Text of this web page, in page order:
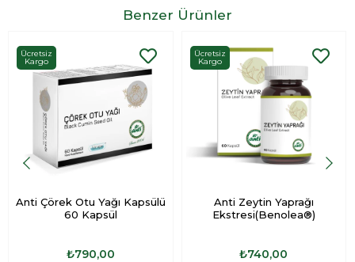
Benzer Ürünler
Anti Çörek Otu Yağı Kapsülü
60 Kapsül
₺790,00
Ücretsiz
Kargo
Anti Zeytin Yaprağı
Ekstresi(Benolea®)
₺740,00
Ücretsiz
Kargo